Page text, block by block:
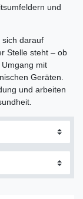
und
sich darauf
Stelle steht – ob
mit
Geräten.
und arbeiten